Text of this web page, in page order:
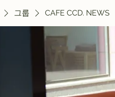
그룹 CAFE CCD. NEWS